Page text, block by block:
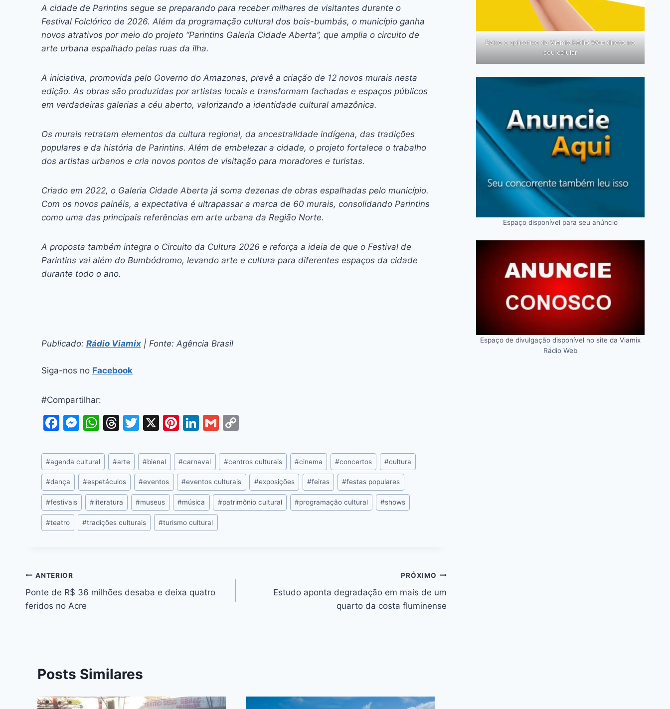
c
e
b
o
o
k
s
s
e
n
g
er
at
s
A
p
p
e
a
d
s
itt
er
er
e
st
k
e
dI
n
ai
l
p
y
Li
k
A cidade de Parintins segue se preparando para receber milhares de visitantes durante o
Festival Folclórico de 2026. Além da programação cultural dos bois-bumbás, o município ganha
novos atrativos por meio do projeto “Parintins Galeria Cidade Aberta”, que amplia o circuito de
arte urbana espalhado pelas ruas da ilha.
A iniciativa, promovida pelo Governo do Amazonas, prevê a criação de 12 novos murais nesta
edição. As obras são produzidas por artistas locais e transformam fachadas e espaços públicos
em verdadeiras galerias a céu aberto, valorizando a identidade cultural amazônica.
Os murais retratam elementos da cultura regional, da ancestralidade indígena, das tradições
populares e da história de Parintins. Além de embelezar a cidade, o projeto fortalece o trabalho
dos artistas urbanos e cria novos pontos de visitação para moradores e turistas.
Criado em 2022, o Galeria Cidade Aberta já soma dezenas de obras espalhadas pelo município.
Com os novos painéis, a expectativa é ultrapassar a marca de 60 murais, consolidando Parintins
como uma das principais referências em arte urbana da Região Norte.
A proposta também integra o Circuito da Cultura 2026 e reforça a ideia de que o Festival de
Parintins vai além do Bumbódromo, levando arte e cultura para diferentes espaços da cidade
durante todo o ano.
Publicado: Rádio Viamix | Fonte: Agência Brasil
Siga-nos no Facebook
#Compartilhar:
F
c
e
b
o
o
k
M
s
s
e
g
er
W
at
s
A
p
p
T
e
a
d
s
T
itt
er
X
Pi
er
e
st
Li
k
e
dI
n
G
ai
l
p
y
Li
n
#agenda cultural #arte #bienal #carnaval #centros culturais #cinema #concertos #cultura
#dança #espetáculos #eventos #eventos culturais #exposições #feiras #festas populares
#festivais #literatura #museus #música #patrimônio cultural #programação cultural #shows
#teatro #tradições culturais #turismo cultural
ANTERIOR
Ponte de R$ 36 milhões desaba e deixa quatro
feridos no Acre
PRÓXIMO
Estudo aponta degradação em mais de um
quarto da costa fluminense
Posts Similares
Baixe o aplicativo da Viamix Rádio Web direto no
seu celular
Espaço disponível para seu anúncio
Espaço de divulgação disponível no site da Viamix
Rádio Web